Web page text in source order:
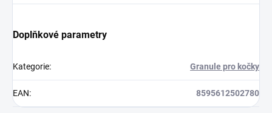
Doplňkové parametry
Kategorie: Granule pro kočky
EAN: 8595612502780